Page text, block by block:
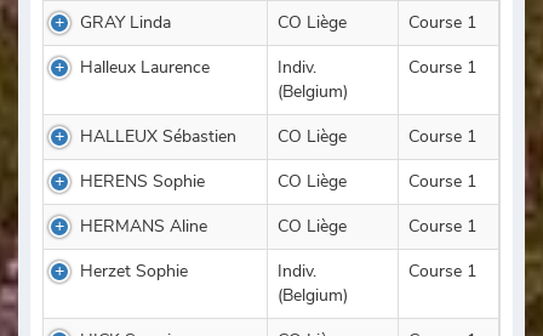
GRAY Linda
CO Liège
Course 1
Halleux Laurence
Indiv.
(Belgium)
Course 1
HALLEUX Sébastien CO Liège
Course 1
HERENS Sophie
CO Liège
Course 1
HERMANS Aline
CO Liège
Course 1
Herzet Sophie
Indiv.
(Belgium)
Course 1